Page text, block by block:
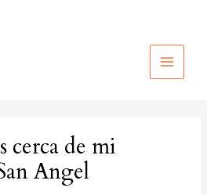
MAIN
cerca de mi
Angel